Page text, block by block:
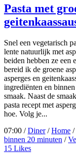
Pasta met
Snel een vegetarisch
lente natuurlijk met
beiden hebben ze een
bereid ik de groene
asperges en
ingrediënten en
smaak. Naast de
pasta recept met
hoe. Volg je...
07:00 /Diner/Home /
binnen 20 minuten /
15 Likes